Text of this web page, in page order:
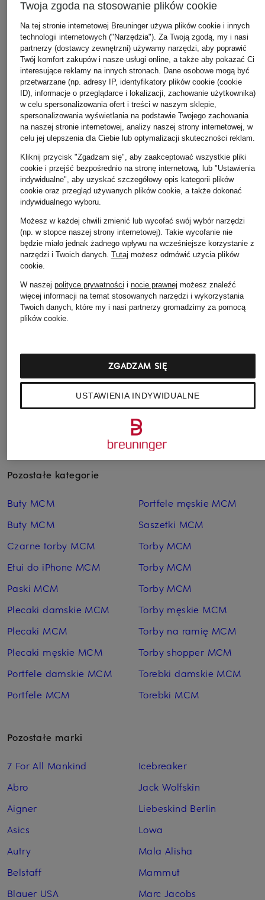
MCM
Portfel VERITAS
1 349 zł
MCM
Portfel AREN
MCM
Portfel AREN
Pozostałe kategorie
Buty MCM
Buty MCM
Czarne torby MCM
Etui do iPhone MCM
Paski MCM
Plecaki damskie MCM
Plecaki MCM
Plecaki męskie MCM
Portfele damskie MCM
Portfele MCM
Portfele męskie MCM
Saszetki MCM
Torby MCM
Torby MCM
Torby MCM
Torby męskie MCM
Torby na ramię MCM
Torby shopper MCM
Torebki damskie MCM
Torebki MCM
Pozostałe marki
7 For All Mankind
Abro
Aigner
Asics
Autry
Belstaff
Blauer USA
Icebreaker
Jack Wolfskin
Liebeskind Berlin
Lowa
Mala Alisha
Mammut
Marc Jacobs
Twoja zgoda na stosowanie plików cookie
Na tej stronie internetowej Breuninger używa plików cookie i innych
technologii internetowych ("Narzędzia"). Za Twoją zgodą, my i nasi
partnerzy (dostawcy zewnętrzni) używamy narzędzi, aby poprawić
Twój komfort zakupów i nasze usługi online, a także aby pokazać Ci
interesujące reklamy na innych stronach. Dane osobowe mogą być
przetwarzane (np. adresy IP, identyfikatory plików cookie (cookie
ID), informacje o przeglądarce i lokalizacji, zachowanie użytkownika)
w celu spersonalizowania ofert i treści w naszym sklepie,
spersonalizowania wyświetlania na podstawie Twojego zachowania
na naszej stronie internetowej, analizy naszej strony internetowej, w
celu jej ulepszenia dla Ciebie lub optymalizacji skuteczności reklam.
Kliknij przycisk "Zgadzam się", aby zaakceptować wszystkie pliki
cookie i przejść bezpośrednio na stronę internetową, lub "Ustawienia
indywidualne", aby uzyskać szczegółowy opis kategorii plików
cookie oraz przegląd używanych plików cookie, a także dokonać
indywidualnego wyboru.
Możesz w każdej chwili zmienić lub wycofać swój wybór narzędzi
(np. w stopce naszej strony internetowej). Takie wycofanie nie
będzie miało jednak żadnego wpływu na wcześniejsze korzystanie z
narzędzi i Twoich danych. Tutaj możesz odmówić użycia plików
cookie.
W naszej polityce prywatności i nocie prawnej możesz znaleźć
więcej informacji na temat stosowanych narzędzi i wykorzystania
Twoich danych, które my i nasi partnerzy gromadzimy za pomocą
plików cookie.
USTAWIENIA INDYWIDUALNE
ZGADZAM SIĘ